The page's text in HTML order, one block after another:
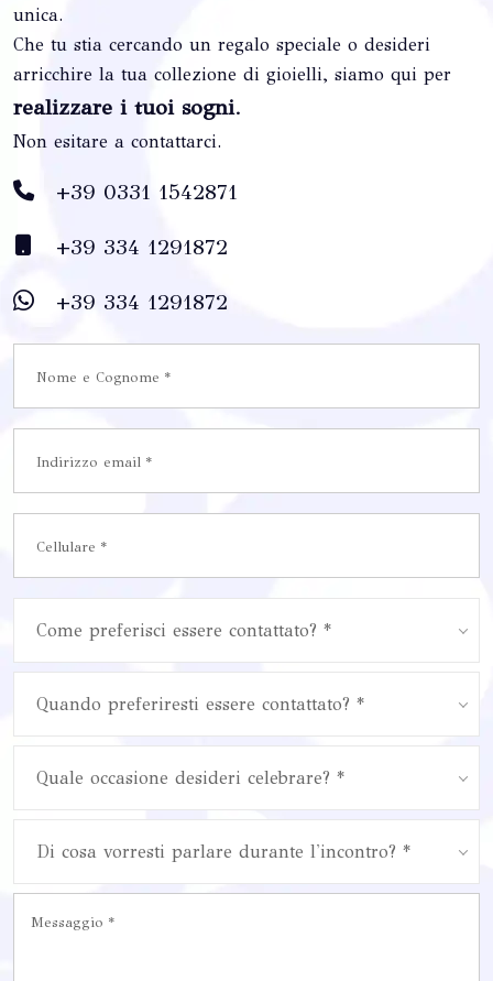
unica.
Che tu stia cercando un regalo speciale o desideri
arricchire la tua collezione di gioielli, siamo qui per
realizzare i tuoi sogni.
Non esitare a contattarci.
+39 0331 1542871
+39 334 1291872
+39 334 1291872
Come preferisci essere contattato? *
Quando preferiresti essere contattato? *
Quale occasione desideri celebrare? *
Di cosa vorresti parlare durante l'incontro? *